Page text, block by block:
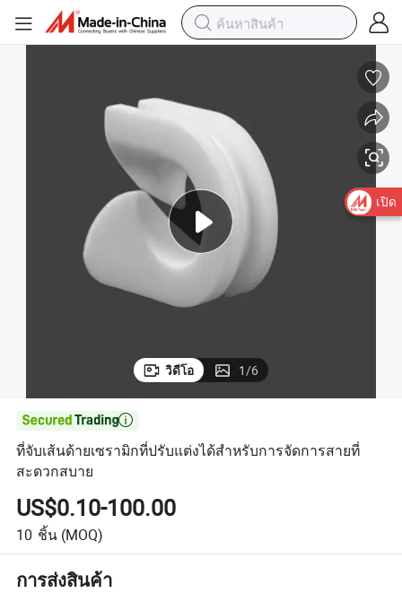
วิดีโอ 1/6

ที่จับเส้นด้ายเซรามิกที่ปรับแต่งได้สำหรับการจัดการสายที่
สะดวกสบาย
US$0.10-100.00
10 ชิ้น (MOQ)
การส่งสินค้า
เปิด